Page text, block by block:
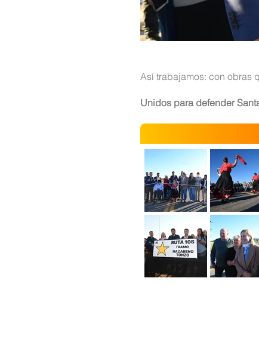
Así trabajamos: con obras
Unidos para defender